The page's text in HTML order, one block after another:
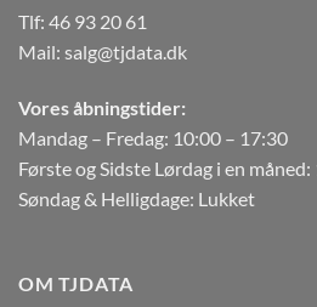
Tlf: 46 93 20 61
Mail: salg@tjdata.dk
Vores åbningstider:
Mandag – Fredag: 10:00 – 17:30
Første og Sidste Lørdag i en
Søndag & Helligdage: Lukket
OM TJDATA